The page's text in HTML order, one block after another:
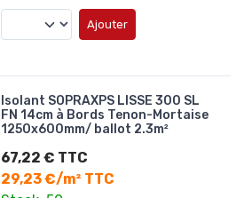
Ajouter
Isolant SOPRAXPS LISSE 300 SL
FN 14cm à Bords Tenon-Mortaise
1250x600mm/ ballot 2.3m²
67,22 € TTC
29,23 €/m² TTC